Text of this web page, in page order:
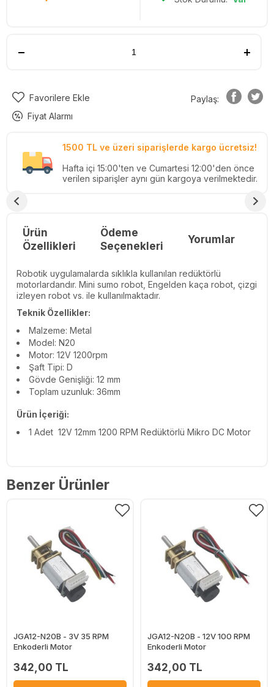
Favorilere Ekle
Fiyat Alarmı
Paylaş:
1500 TL ve üzeri siparişlerde kargo ücretsiz!
Hafta içi 15:00'ten ve Cumartesi 12:00'den önce
verilen siparişler aynı gün kargoya verilmektedir.
Ürün
Özellikleri
Ödeme
Seçenekleri
Yorumlar
Robotik uygulamalarda sıklıkla kullanılan redüktörlü
motorlardandır. Mini sumo robot, Engelden kaça robot, çizgi
izleyen robot vs. ile kullanılmaktadır.
Teknik Özellikler:
Malzeme: Metal
Model: N20
Motor: 12V 1200rpm
Şaft Tipi: D
Gövde Genişliği: 12 mm
Toplam uzunluk: 36mm
Ürün İçeriği:
1 Adet 12V 12mm 1200 RPM Redüktörlü Mikro DC Motor
Benzer Ürünler
JGA12-N20B - 3V 35 RPM
Enkoderli Motor
342,00 TL
JGA12-N20B - 12V 100 RPM
Enkoderli Motor
342,00 TL